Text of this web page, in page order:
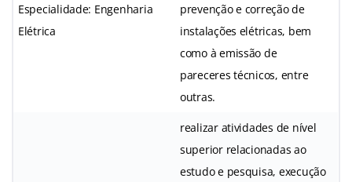
Especialidade: Engenharia
Elétrica
prevenção e correção de
instalações elétricas, bem
como à emissão de
pareceres técnicos, entre
outras.
realizar atividades de nível
superior relacionadas ao
estudo e pesquisa, execução